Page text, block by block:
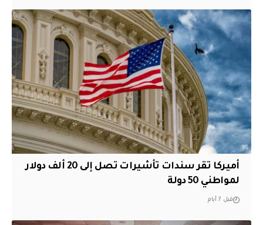
أميركا تقر سندات تأشيرات تصل إلى 20 ألف دولار
لمواطني 50 دولة
قبل 7 أيام